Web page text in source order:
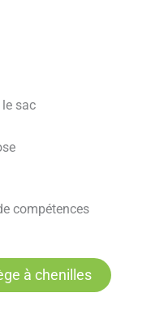
sac
compétences
à chenilles